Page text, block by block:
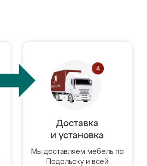
Доставка
и установка
Мы доставляем мебель по
Подольску и всей